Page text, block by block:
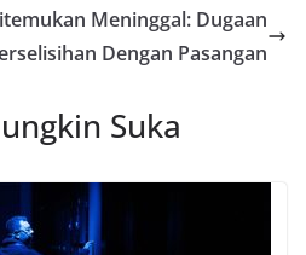
Meninggal: Dugaan
Dengan Pasangan
Suka